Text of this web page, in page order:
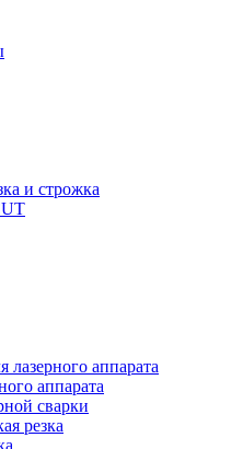
и строжка
аппарата
аппарата
сварки
резка